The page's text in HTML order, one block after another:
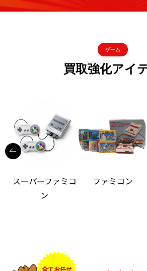
ゲーム
買取強化アイ
スーパーファミコ
ン
ファミコン